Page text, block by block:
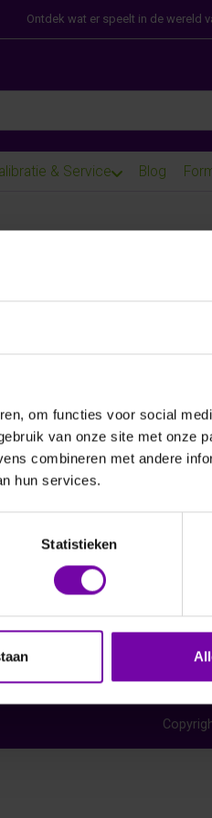
om functies voor social
van onze site met onze
combineren met andere
hun services.
Statistieken
Ontdek wat er speelt in de wereld
& Service Blog
spoedig mogelijk contact
voorwaarden